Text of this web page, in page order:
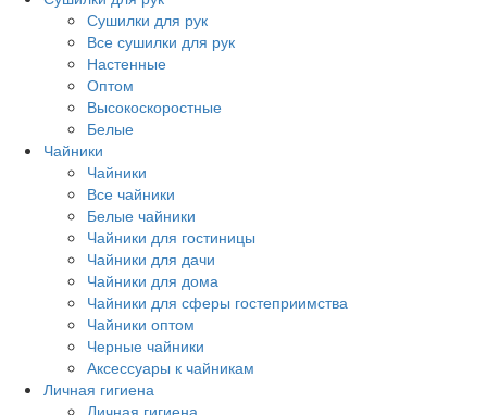
Сушилки для рук
Все сушилки для рук
Настенные
Оптом
Высокоскоростные
Белые
Чайники
Чайники
Все чайники
Белые чайники
Чайники для гостиницы
Чайники для дачи
Чайники для дома
Чайники для сферы гостеприимства
Чайники оптом
Черные чайники
Аксессуары к чайникам
Личная гигиена
Личная гигиена